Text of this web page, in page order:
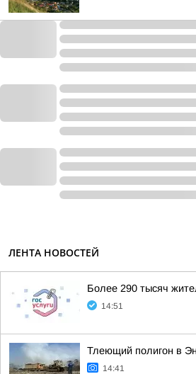
ЛЕНТА НОВОСТЕЙ
Более 290 тысяч
14:51
Тлеющий полигон в
14:41